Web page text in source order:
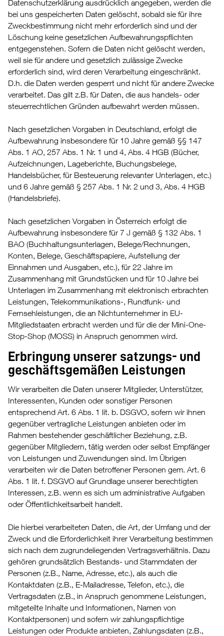
Datenschutzerklärung ausdrücklich angegeben, werden die
bei uns gespeicherten Daten gelöscht, sobald sie für ihre
Zweckbestimmung nicht mehr erforderlich sind und der
Löschung keine gesetzlichen Aufbewahrungspflichten
entgegenstehen. Sofern die Daten nicht gelöscht werden,
weil sie für andere und gesetzlich zulässige Zwecke
erforderlich sind, wird deren Verarbeitung eingeschränkt.
D.h. die Daten werden gesperrt und nicht für andere Zwecke
verarbeitet. Das gilt z.B. für Daten, die aus handels- oder
steuerrechtlichen Gründen aufbewahrt werden müssen.
Nach gesetzlichen Vorgaben in Deutschland, erfolgt die
Aufbewahrung insbesondere für 10 Jahre gemäß §§ 147
Abs. 1 AO, 257 Abs. 1 Nr. 1 und 4, Abs. 4 HGB (Bücher,
Aufzeichnungen, Lageberichte, Buchungsbelege,
Handelsbücher, für Besteuerung relevanter Unterlagen, etc.)
und 6 Jahre gemäß § 257 Abs. 1 Nr. 2 und 3, Abs. 4 HGB
(Handelsbriefe).
Nach gesetzlichen Vorgaben in Österreich erfolgt die
Aufbewahrung insbesondere für 7 J gemäß § 132 Abs. 1
BAO (Buchhaltungsunterlagen, Belege/Rechnungen,
Konten, Belege, Geschäftspapiere, Aufstellung der
Einnahmen und Ausgaben, etc.), für 22 Jahre im
Zusammenhang mit Grundstücken und für 10 Jahre bei
Unterlagen im Zusammenhang mit elektronisch erbrachten
Leistungen, Telekommunikations-, Rundfunk- und
Fernsehleistungen, die an Nichtunternehmer in EU-
Mitgliedstaaten erbracht werden und für die der Mini-One-
Stop-Shop (MOSS) in Anspruch genommen wird.
Erbringung unserer satzungs- und
geschäftsgemäßen Leistungen
Wir verarbeiten die Daten unserer Mitglieder, Unterstützer,
Interessenten, Kunden oder sonstiger Personen
entsprechend Art. 6 Abs. 1 lit. b. DSGVO, sofern wir ihnen
gegenüber vertragliche Leistungen anbieten oder im
Rahmen bestehender geschäftlicher Beziehung, z.B.
gegenüber Mitgliedern, tätig werden oder selbst Empfänger
von Leistungen und Zuwendungen sind. Im Übrigen
verarbeiten wir die Daten betroffener Personen gem. Art. 6
Abs. 1 lit. f. DSGVO auf Grundlage unserer berechtigten
Interessen, z.B. wenn es sich um administrative Aufgaben
oder Öffentlichkeitsarbeit handelt.
Die hierbei verarbeiteten Daten, die Art, der Umfang und der
Zweck und die Erforderlichkeit ihrer Verarbeitung bestimmen
sich nach dem zugrundeliegenden Vertragsverhältnis. Dazu
gehören grundsätzlich Bestands- und Stammdaten der
Personen (z.B., Name, Adresse, etc.), als auch die
Kontaktdaten (z.B., E-Mailadresse, Telefon, etc.), die
Vertragsdaten (z.B., in Anspruch genommene Leistungen,
mitgeteilte Inhalte und Informationen, Namen von
Kontaktpersonen) und sofern wir zahlungspflichtige
Leistungen oder Produkte anbieten, Zahlungsdaten (z.B.,